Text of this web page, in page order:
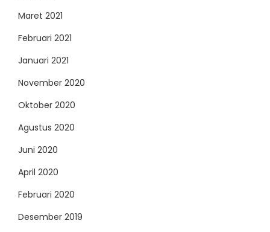
Maret 2021
Februari 2021
Januari 2021
November 2020
Oktober 2020
Agustus 2020
Juni 2020
April 2020
Februari 2020
Desember 2019